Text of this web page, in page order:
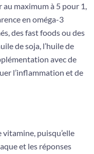
maximum à 5 pour 1,
en oméga-3
des fast foods ou des
de soja, l’huile de
avec de
l’inflammation et de
puisqu’elle
et les réponses